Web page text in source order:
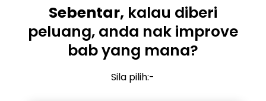
Sebentar, kalau diberi
peluang, anda nak improve
bab yang mana?
Sila pilih:-